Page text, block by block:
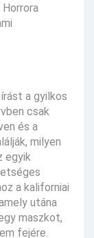
a gyilkos
csak
és a
milyen
egyik
a kaliforniai
utána
maszkot,
fejére.